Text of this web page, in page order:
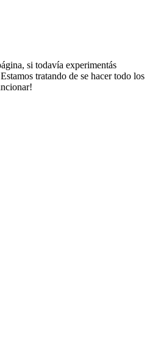
si todavía experimentás
tratando de se hacer todo los